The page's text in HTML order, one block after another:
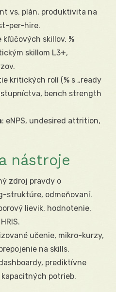
vs. plán, produktivita na
per-hire.
kľúčových skillov, %
skillom L3+,
kritických rolí (% s „ready
bench strength
: eNPS, undesired attrition,
nástroje
zdroj pravdy o
struktúre, odmeňovaní.
lievik, hodnotenie,
učenie, mikro-kurzy,
na skills.
prediktívne
potrieb.